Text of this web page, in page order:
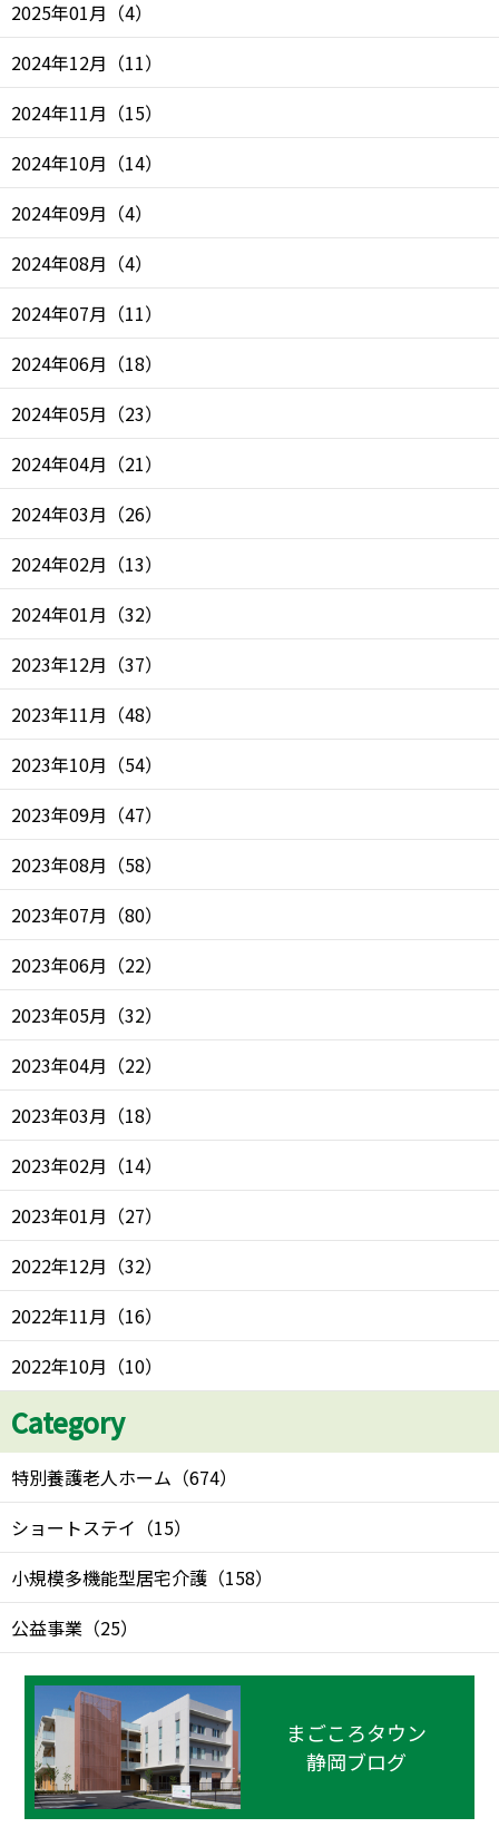
2025年01月 （4）
2024年12月 （11）
2024年11月 （15）
2024年10月 （14）
2024年09月 （4）
2024年08月 （4）
2024年07月 （11）
2024年06月 （18）
2024年05月 （23）
2024年04月 （21）
2024年03月 （26）
2024年02月 （13）
2024年01月 （32）
2023年12月 （37）
2023年11月 （48）
2023年10月 （54）
2023年09月 （47）
2023年08月 （58）
2023年07月 （80）
2023年06月 （22）
2023年05月 （32）
2023年04月 （22）
2023年03月 （18）
2023年02月 （14）
2023年01月 （27）
2022年12月 （32）
2022年11月 （16）
2022年10月 （10）
Category
特別養護老人ホーム （674）
ショートステイ （15）
小規模多機能型居宅介護 （158）
公益事業 （25）
まごころタウン
静岡ブログ